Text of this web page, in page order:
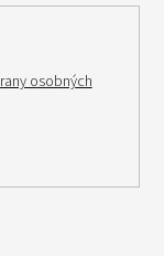
osobných